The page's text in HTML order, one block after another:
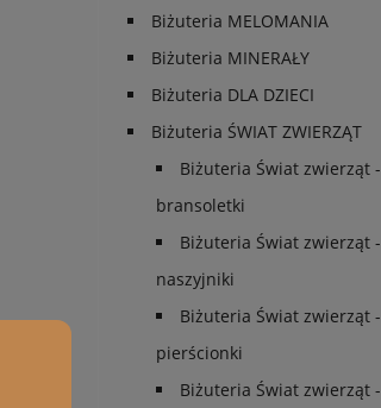
Biżuteria MELOMANIA
Biżuteria MINERAŁY
Biżuteria DLA DZIECI
Biżuteria ŚWIAT ZWIERZĄT
Biżuteria Świat zwierząt -
bransoletki
Biżuteria Świat zwierząt -
naszyjniki
Biżuteria Świat zwierząt -
pierścionki
Biżuteria Świat zwierząt -